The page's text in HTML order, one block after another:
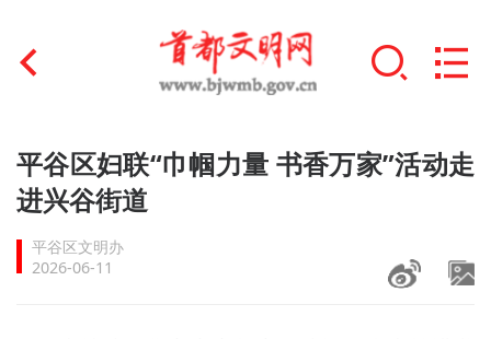
首页
文明创建
文明实践
平谷区妇联“巾帼力量 书香万家”活动走
进兴谷街道
平谷区文明办
2026-06-11